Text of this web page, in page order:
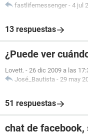
fastlifemessenger - 4 jul
13 respuestas
¿Puede ver
Lovett. - 26 dic 2009 a las
José_Bautista - 29 may
51 respuestas
chat de facebook,